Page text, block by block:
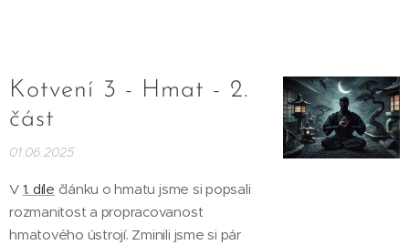
Kotvení 3 - Hmat - 2.
část
01.06.2025
V 1. díle článku o hmatu jsme si popsali
rozmanitost a propracovanost
hmatového ústrojí. Zminili jsme si pár